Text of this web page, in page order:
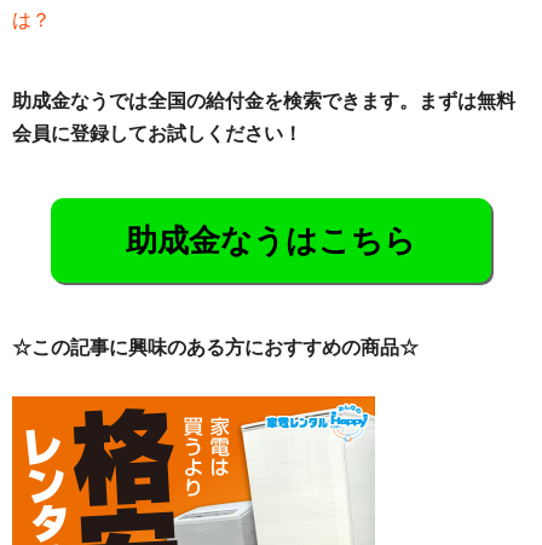
は？
助成金なうでは全国の給付金を検索できます。まずは無料
会員に登録してお試しください！
助成金なうはこちら
☆この記事に興味のある方におすすめの商品☆